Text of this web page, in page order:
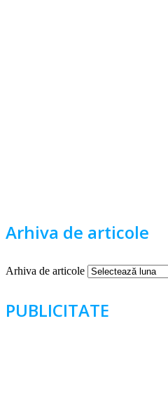
Arhiva de articole
Arhiva de articole
PUBLICITATE